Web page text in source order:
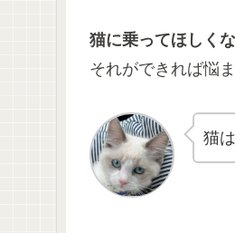
猫に乗ってほしく
それができれば悩
猫